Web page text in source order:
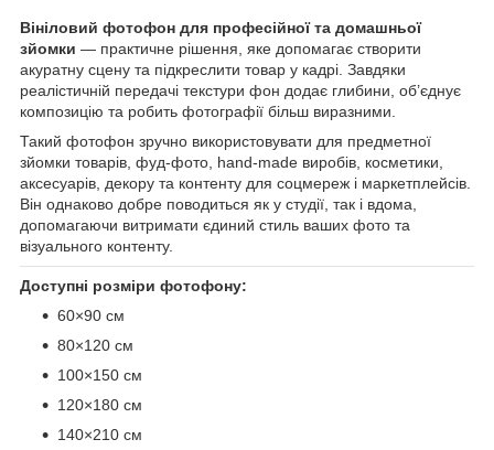
Вініловий фотофон для професійної та домашньої
зйомки — практичне рішення, яке допомагає створити
акуратну сцену та підкреслити товар у кадрі. Завдяки
реалістичній передачі текстури фон додає глибини, об’єднує
композицію та робить фотографії більш виразними.
Такий фотофон зручно використовувати для предметної
зйомки товарів, фуд-фото, hand-made виробів, косметики,
аксесуарів, декору та контенту для соцмереж і маркетплейсів.
Він однаково добре поводиться як у студії, так і вдома,
допомагаючи витримати єдиний стиль ваших фото та
візуального контенту.
Доступні розміри фотофону:
60×90 см
80×120 см
100×150 см
120×180 см
140×210 см